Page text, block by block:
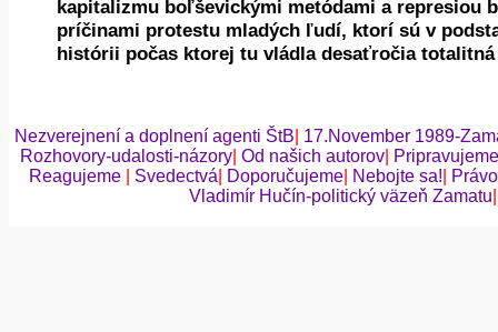
kapitalizmu boľševickými metódami a represiou
príčinami protestu mladých ľudí, ktorí sú v
histórii počas ktorej tu vládla desaťročia
Nezverejnení a doplnení agenti ŠtB 17.November 1989-
Rozhovory-udalosti-názory| Od našich autorov| Pripravujeme
Reagujeme
Svedectvá Doporučujeme Nebojte sa!
Vladimír Hučín-politický väzeň Zamatu